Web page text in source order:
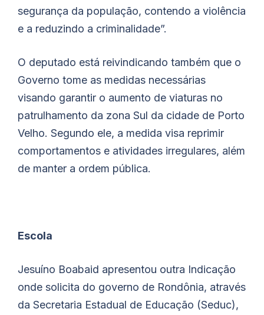
segurança da população, contendo a violência
e a reduzindo a criminalidade”.
O deputado está reivindicando também que o
Governo tome as medidas necessárias
visando garantir o aumento de viaturas no
patrulhamento da zona Sul da cidade de Porto
Velho. Segundo ele, a medida visa reprimir
comportamentos e atividades irregulares, além
de manter a ordem pública.
Escola
Jesuíno Boabaid apresentou outra Indicação
onde solicita do governo de Rondônia, através
da Secretaria Estadual de Educação (Seduc),